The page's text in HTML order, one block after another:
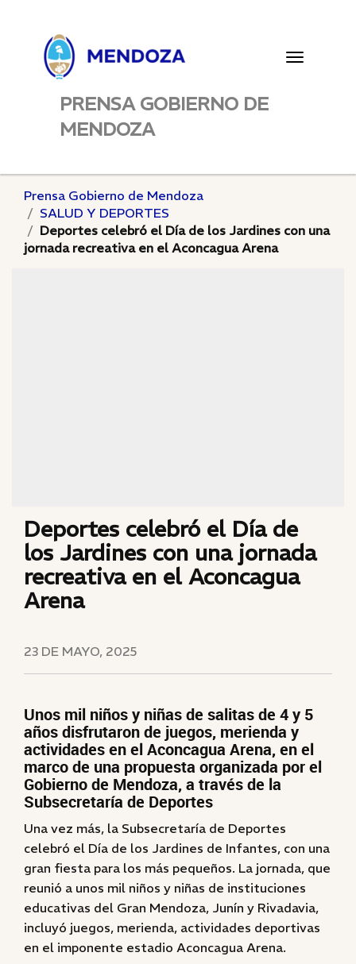
Toggle
PRENSA GOBIERNO DE
MENDOZA
Prensa Gobierno de Mendoza
SALUD Y DEPORTES
Deportes celebró el Día de los Jardines con una
jornada recreativa en el Aconcagua Arena
Deportes celebró el Día de
los Jardines con una jornada
recreativa en el Aconcagua
Arena
23 DE MAYO, 2025
Unos mil niños y niñas de salitas de 4 y 5
años disfrutaron de juegos, merienda y
actividades en el Aconcagua Arena, en el
marco de una propuesta organizada por el
Gobierno de Mendoza, a través de la
Subsecretaría de Deportes
Una vez más, la Subsecretaría de Deportes
celebró el Día de los Jardines de Infantes, con una
gran fiesta para los más pequeños. La jornada, que
reunió a unos mil niños y niñas de instituciones
educativas del Gran Mendoza, Junín y Rivadavia,
incluyó juegos, merienda, actividades deportivas
en el imponente estadio Aconcagua Arena.